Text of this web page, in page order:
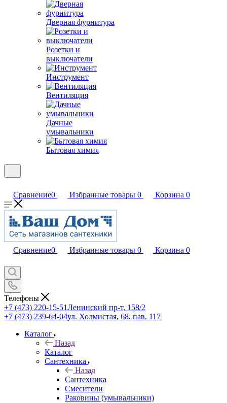
Дверная фурнитура
Розетки и
выключатели
Инструмент
Вентиляция
Дачные
умывальники
Бытовая химия
Сравнение0 Избранные товары 0 Корзина 0
Сравнение0 Избранные товары 0 Корзина 0
Телефоны
+7 (473) 220-15-51Ленинский пр-т, 158/2
+7 (473) 239-64-04ул. Холмистая, 68, пав. 117
Каталог
Назад
Каталог
Сантехника
Назад
Сантехника
Смесители
Раковины (умывальники)